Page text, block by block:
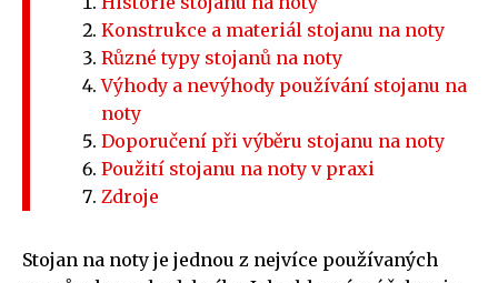
Konstrukce a materiál stojanu na noty
Různé typy stojanů na noty
Výhody a nevýhody používání stojanu na
noty
Doporučení při výběru stojanu na noty
Použití stojanu na noty v praxi
Zdroje
Stojan na noty je jednou z nejvíce používaných